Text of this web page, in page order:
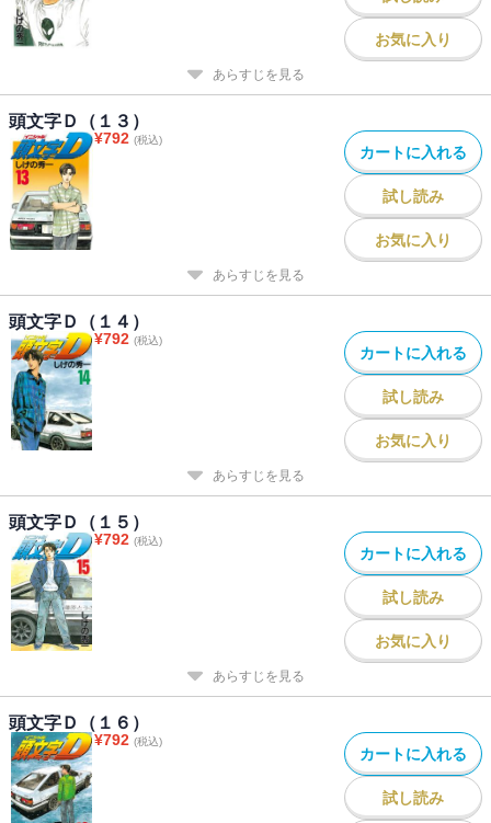
お気に入り
あらすじを見る
頭文字Ｄ（１３）
¥792 (税込)
カートに入れる
試し読み
お気に入り
あらすじを見る
頭文字Ｄ（１４）
¥792 (税込)
カートに入れる
試し読み
お気に入り
あらすじを見る
頭文字Ｄ（１５）
¥792 (税込)
カートに入れる
試し読み
お気に入り
あらすじを見る
頭文字Ｄ（１６）
¥792 (税込)
カートに入れる
試し読み